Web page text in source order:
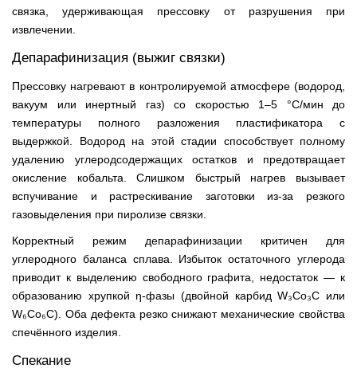
связка, удерживающая прессовку от разрушения при
извлечении.
Депарафинизация (выжиг связки)
Прессовку нагревают в контролируемой атмосфере (водород,
вакуум или инертный газ) со скоростью 1–5 °C/мин до
температуры полного разложения пластификатора с
выдержкой. Водород на этой стадии способствует полному
удалению углеродсодержащих остатков и предотвращает
окисление кобальта. Слишком быстрый нагрев вызывает
вспучивание и растрескивание заготовки из-за резкого
газовыделения при пиролизе связки.
Корректный режим депарафинизации критичен для
углеродного баланса сплава. Избыток остаточного углерода
приводит к выделению свободного графита, недостаток — к
образованию хрупкой η-фазы (двойной карбид W₃Co₃C или
W₆Co₆C). Оба дефекта резко снижают механические свойства
спечённого изделия.
Спекание